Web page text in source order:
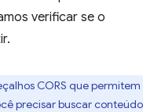
verificar se o
CORS que permitem
precisar buscar conteúdo